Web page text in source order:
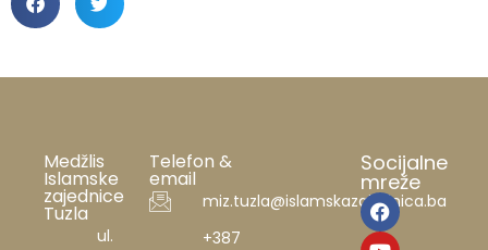
Medžlis
Islamske
zajednice
Tuzla
ul.
Telefon &
email
miz.tuzla@islamskazajednica.ba
+387
Socijalne
mreže